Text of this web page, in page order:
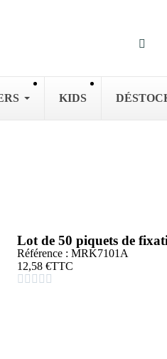
KIDS
Lot de 50 piquets de
Référence : MRK7101A
12,58 €TTC
    